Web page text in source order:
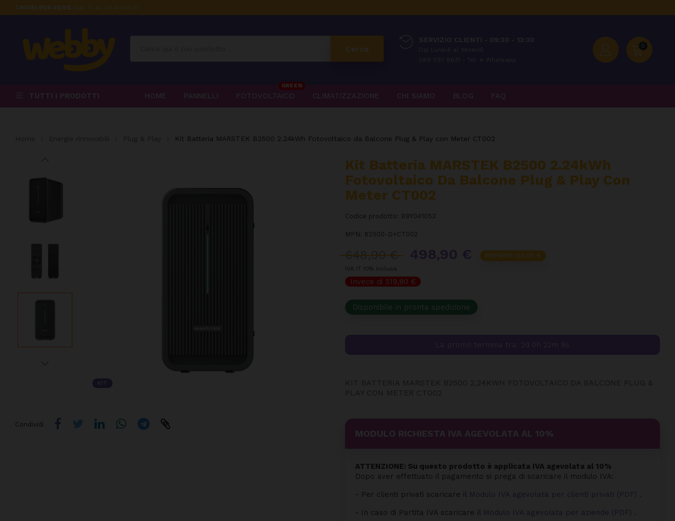
CHIUSI PER FERIE DAL 17 AL 23 AGOSTO
Cerca
SERVIZIO CLIENTI - 09:30 - 13:30
Dal Lunedì al Venerdì
089 097 8631 - Tel. e Whatsapp
0
TUTTI I PRODOTTI HOME PANNELLI FOTOVOLTAICO
GREEN
CLIMATIZZAZIONE CHI SIAMO BLOG FAQ
Kit Batteria MARSTEK B2500 2.24kWh Fotovoltaico da Balcone Plug & Play con Meter CT002
KIT
Condividi
Kit Batteria MARSTEK B2500 2.24kWh
Fotovoltaico Da Balcone Plug & Play Con
Meter CT002
Codice prodotto: BBY041053
MPN: B2500-D+CT002
648,90 €
RISPARMI 150,00 €
IVA IT 10% inclusa
Invece di 519,80 €
Disponibile in pronta spedizione
MODULO RICHIESTA IVA AGEVOLATA AL 10%
ATTENZIONE: Su questo prodotto è applicata IVA agevolata al 10%
Dopo aver effettuato il pagamento si prega di scaricare il modulo IVA:
- Per clienti privati scaricare il Modulo IVA agevolata per clienti privati (PDF) .
- In caso di Partita IVA scaricare il Modulo IVA agevolata per aziende (PDF) .